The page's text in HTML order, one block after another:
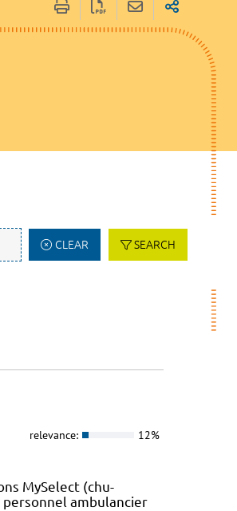
CLEAR SEARCH
relevance: 12%
MySelect (chu-
personnel ambulancier